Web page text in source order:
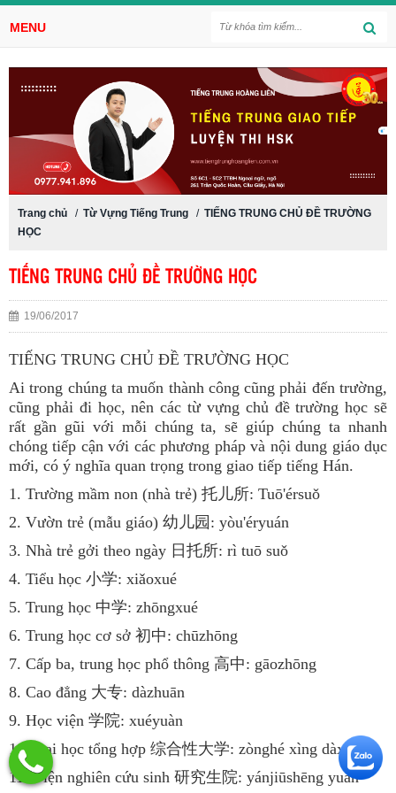
Trang chủ / Từ Vựng Tiếng Trung / TIẾNG TRUNG CHỦ ĐỀ TRƯỜNG
HỌC
TIẾNG TRUNG CHỦ ĐỀ TRƯỜNG HỌC
19/06/2017
TIẾNG TRUNG CHỦ ĐỀ TRƯỜNG HỌC
Ai trong chúng ta muốn thành công cũng phải đến trường,
cũng phải đi học, nên các từ vựng chủ đề trường học sẽ
rất gần gũi với mỗi chúng ta, sẽ giúp chúng ta nhanh
chóng tiếp cận với các phương pháp và nội dung giáo dục
mới, có ý nghĩa quan trọng trong giao tiếp tiếng Hán.
1. Trường mầm non (nhà trẻ) 托儿所: Tuō'érsuǒ
2. Vườn trẻ (mẫu giáo) 幼儿园: yòu'éryuán
3. Nhà trẻ gởi theo ngày 日托所: rì tuō suǒ
4. Tiểu học 小学: xiǎoxué
5. Trung học 中学: zhōngxué
6. Trung học cơ sở 初中: chūzhōng
7. Cấp ba, trung học phổ thông 高中: gāozhōng
8. Cao đẳng 大专: dàzhuān
9. Học viện 学院: xuéyuàn
10. Đại học tổng hợp 综合性大学: zònghé xìng dàxué
11. Viện nghiên cứu sinh 研究生院: yánjiūshēng yuàn